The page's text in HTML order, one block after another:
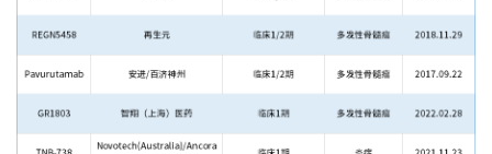
转
化